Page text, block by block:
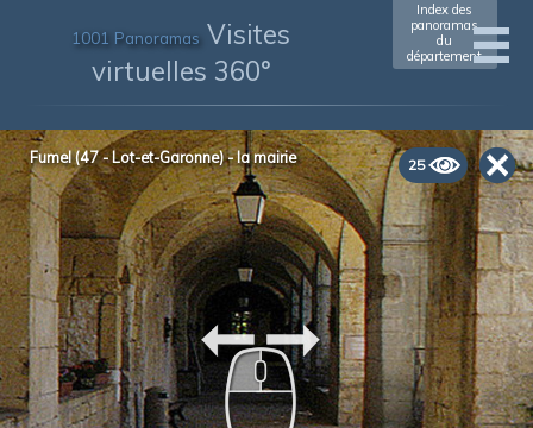
1001 Panoramas Visites
virtuelles 360°
Index des
panoramas
du
département
25
Fumel (47 - Lot-et-Garonne) - la mairie